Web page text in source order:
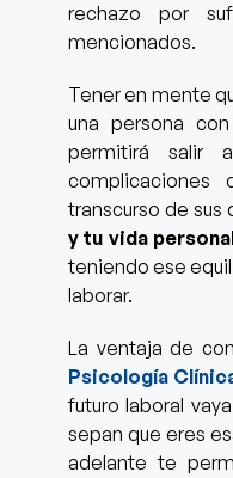
rechazo por
mencionados.
Tener en mente
una persona
permitirá salir
complicaciones
transcurso de sus
y tu vida
teniendo ese
laborar.
La ventaja de
Psicología
futuro laboral
sepan que eres
adelante te